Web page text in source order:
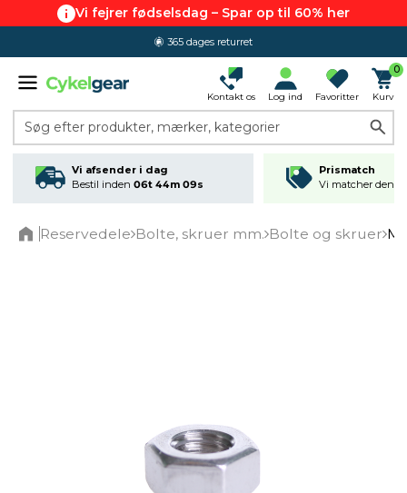
Vi fejrer fødselsdag – Spar op til 60% her
365 dages returret
Kontakt os Log ind Favoritter
0
Kurv
Søg efter produkter, mærker, kategorier
Vi afsender i dag
Bestil inden 06t 44m 09s
Prismatch
Vi matcher den
Reservedele Bolte, skruer mm. Bolte og skruer